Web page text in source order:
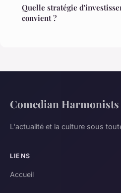
Quelle stratégie
convient ?
Comedian Harmonists
L'actualité et la culture sous
LIENS
Accueil